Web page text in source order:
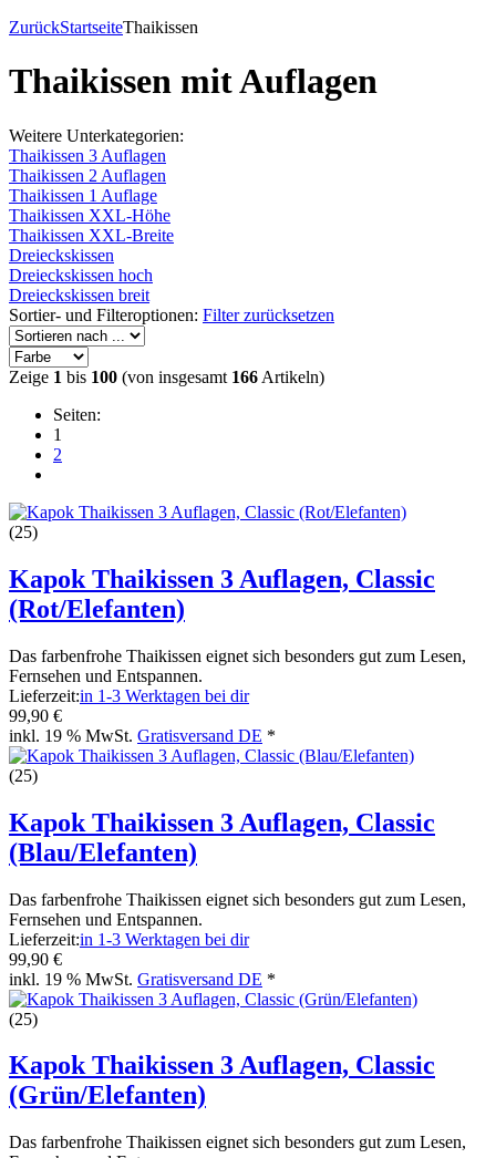
ZurückStartseiteThaikissen
Thaikissen mit Auflagen
Weitere Unterkategorien:
Thaikissen 3 Auflagen
Thaikissen 2 Auflagen
Thaikissen 1 Auflage
Thaikissen XXL-Höhe
Thaikissen XXL-Breite
Dreieckskissen
Dreieckskissen hoch
Dreieckskissen breit
Sortier- und Filteroptionen: Filter zurücksetzen
Zeige 1 bis 100 (von insgesamt 166 Artikeln)
Seiten:
1
2
(25)
Kapok Thaikissen 3 Auflagen, Classic
(Rot/Elefanten)
Das farbenfrohe Thaikissen eignet sich besonders gut zum Lesen,
Fernsehen und Entspannen.
Lieferzeit:in 1-3 Werktagen bei dir
99,90 €
inkl. 19 % MwSt. Gratisversand DE *
(25)
Kapok Thaikissen 3 Auflagen, Classic
(Blau/Elefanten)
Das farbenfrohe Thaikissen eignet sich besonders gut zum Lesen,
Fernsehen und Entspannen.
Lieferzeit:in 1-3 Werktagen bei dir
99,90 €
inkl. 19 % MwSt. Gratisversand DE *
(25)
Kapok Thaikissen 3 Auflagen, Classic
(Grün/Elefanten)
Das farbenfrohe Thaikissen eignet sich besonders gut zum Lesen,